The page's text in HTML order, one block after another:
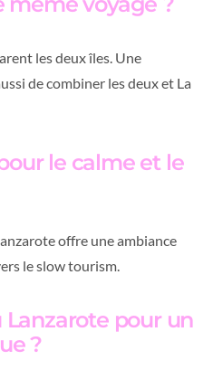
les deux îles. Une
de combiner les deux et La
le calme et le
offre une ambiance
le slow tourism.
pour un
?